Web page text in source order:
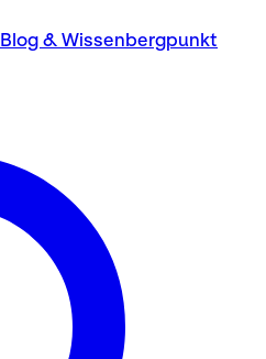
Blog & Wissenbergpunkt